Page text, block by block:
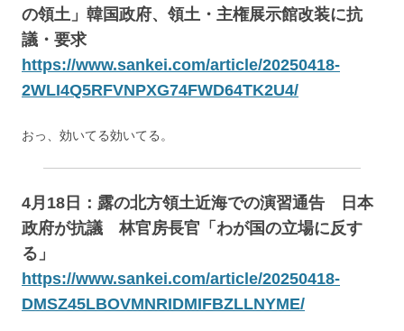
の領土」韓国政府、領土・主権展示館改装に抗
議・要求
https://www.sankei.com/article/20250418-
2WLI4Q5RFVNPXG74FWD64TK2U4/
おっ、効いてる効いてる。
4月18日：露の北方領土近海での演習通告 日本
政府が抗議 林官房長官「わが国の立場に反す
る」
https://www.sankei.com/article/20250418-
DMSZ45LBOVMNRIDMIFBZLLNYME/